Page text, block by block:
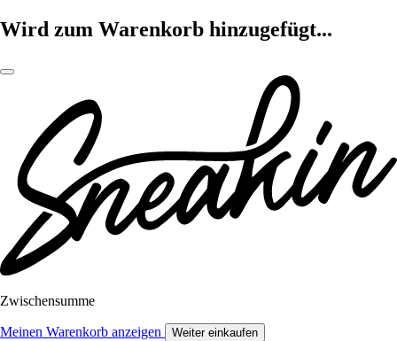
Wird zum Warenkorb hinzugefügt...
Zwischensumme
Meinen Warenkorb anzeigen Weiter einkaufen